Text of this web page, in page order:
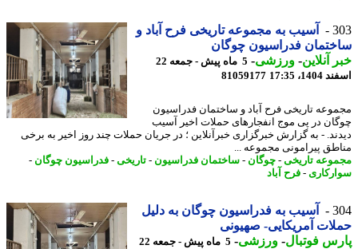
آسیب به مجموعه تاریخی فرح آباد و
فدراسیون چوگان
آنلاین-ورزشی-
5 ماه پیش - جمعه 22
17:35
81059177
تاریخی فرح آباد و ساختمان فدراسیون
در پی موج انفجارهای حملات اخیر آسیب
- به گزارش خبرگزاری خبرآنلاین ؛ در جریان حملات چند روز اخیر به برخی
پیرامونی مجموعه ...
تاریخی -چوگان-ساختمان فدراسیون-تاریخی -فدراسیون چوگان-
- فرح آباد
آسیب به فدراسیون چوگان به دلیل
آمریکایی- صهیونی
فوتبال-ورزشی-
5 ماه پیش - جمعه 22